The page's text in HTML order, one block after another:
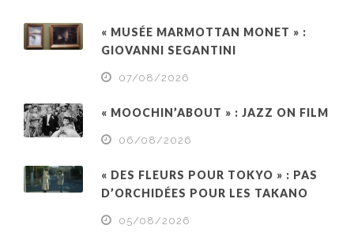
« MUSÉE MARMOTTAN MONET » :
GIOVANNI SEGANTINI
07/08/2026
« MOOCHIN’ABOUT » : JAZZ ON FILM
06/08/2026
« DES FLEURS POUR TOKYO » : PAS
D’ORCHIDÉES POUR LES TAKANO
05/08/2026